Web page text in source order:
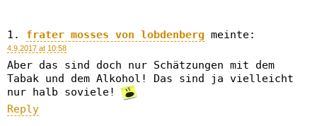
frater mosses von lobdenberg meinte:
4.9.2017 at 10:58
Aber das sind doch nur Schätzungen mit dem
Tabak und dem Alkohol! Das sind ja vielleicht
nur halb soviele!
Reply